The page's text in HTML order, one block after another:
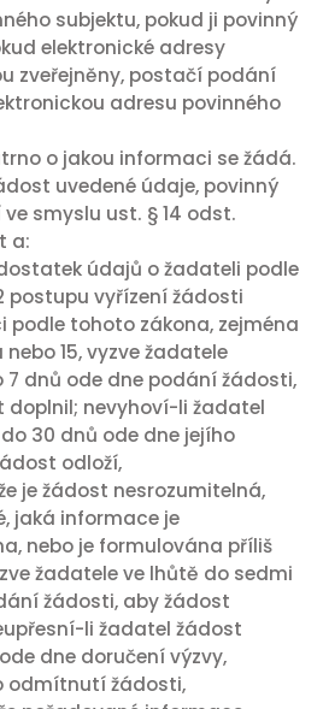
subjektu, pokud ji povinný
elektronické adresy
zveřejněny, postačí podání
adresu povinného
o jakou informaci se žádá.
uvedené údaje, povinný
smyslu ust. § 14 odst.
a:
údajů o žadateli podle
postupu vyřízení žádosti
podle tohoto zákona, zejména
nebo 15, vyzve žadatele
7 dnů ode dne podání žádosti,
doplnil; nevyhoví-li žadatel
30 dnů ode dne jejího
odloží,
je žádost nesrozumitelná,
jaká informace je
nebo je formulována příliš
žadatele ve lhůtě do sedmi
žádosti, aby žádost
li žadatel žádost
dne doručení výzvy,
odmítnutí žádosti,